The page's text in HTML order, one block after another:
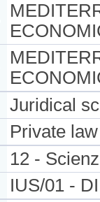
Juridical
Private law
12 -
IUS/01 -